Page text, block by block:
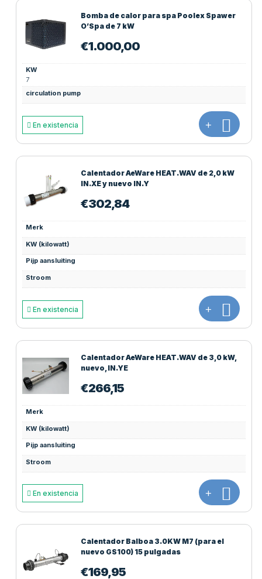
Bomba de calor para spa Poolex Spawer
O’Spa de 7 kW
€1.000,00
KW
7
circulation pump
En existencia +
Calentador AeWare HEAT.WAV de 2,0 kW
IN.XE y nuevo IN.Y
€302,84
Merk
KW (kilowatt)
Pijp aansluiting
Stroom
En existencia +
Calentador AeWare HEAT.WAV de 3,0 kW,
nuevo, IN.YE
€266,15
Merk
KW (kilowatt)
Pijp aansluiting
Stroom
En existencia +
Calentador Balboa 3.0KW M7 (para el
nuevo GS100) 15 pulgadas
€169,95